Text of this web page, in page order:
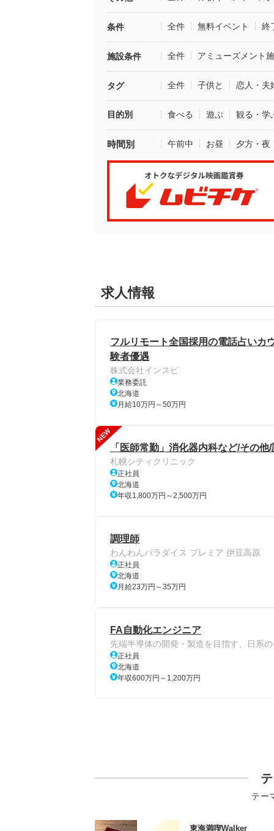
条件 全件 無料イベント 終
施設条件 全件 アミューズメント
タグ 全件 子供と 恋人・夫
目的別 食べる 遊ぶ 観る・学
時間別 午前中 お昼 夕方・夜
求人情報
フルリモート全国採用の電話占いカ
験者優遇
株式会社インスピ
業務委託
北海道
月給10万円～50万円
NEW
「医師常勤」消化器内科など/その他
札幌シティクリニック
正社員
北海道
年収1,800万円～2,500万円
調理師
わんわんパラダイス プレミア 伊豆高原
正社員
北海道
月給23万円～35万円
FA自動化エンジニア
先端半導体の開発・製造を目指す、日系
正社員
北海道
年収600万円～1,200万円
テー
東海満喫Walker